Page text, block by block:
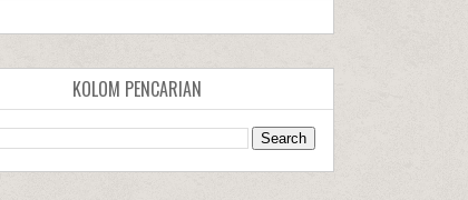
KOLOM PENCARIAN